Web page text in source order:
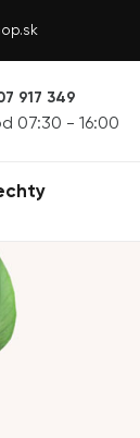
917 349
07:30 - 16:00